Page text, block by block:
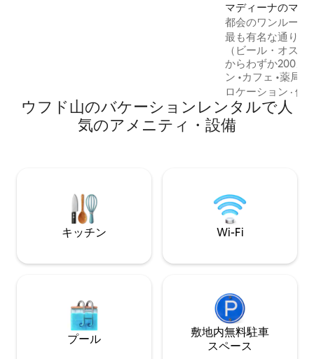
マディーナのマン
パート
都会のワンルーム
Sultana 10
最も有名な通りの
（ビール・オス
からわずか200メートル
ン •カフェ •薬局 •ショッピングセンター •
スタジオの詳細： •1階にあります（エレ
ベーターあり） •快適な座席 •豪華なキン
グサイズベッド •専用トイレ •高速Wi-
Fi（最大100Mbps） •セルフチェック
時間利用可能で、
られない滞在を保
ロケーション ·価
ウフド山のバケーションレンタルで人
気のアメニティ・設備
キッチン Wi-Fi
プール
敷地内無料駐⁠車
ス⁠ペ⁠ー⁠ス